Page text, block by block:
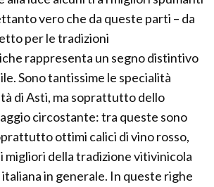
vero che da queste parti – da
per le tradizioni
rappresenta un segno distintivo
Sono tantissime le specialità
di Asti, ma soprattutto dello
circostante: tra queste sono
ottimi calici di vino rosso,
migliori della tradizione vitivinicola
in generale. In queste righe